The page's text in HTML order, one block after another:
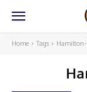
Home Tags